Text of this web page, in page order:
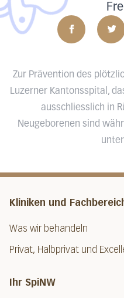
Zur Prävention des
Luzerner Kantonsspital,
ausschliesslich in
Neugeborenen sind
Kliniken und
Was wir behandeln
Privat, Halbprivat und
Ihr SpiNW